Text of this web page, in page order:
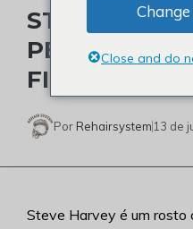
STEVE
PERUCA
FINA
Por Rehairsystem 13 de
Steve Harvey é um rosto
Close and do